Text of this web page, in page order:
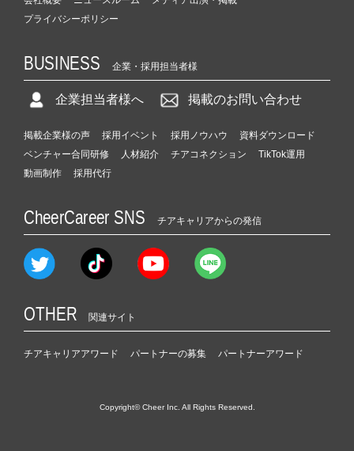
プライバシーポリシー
BUSINESS 企業・採用担当者様
企業担当者様へ 掲載のお問い合わせ
掲載企業様の声 採用イベント 採用ノウハウ
資料ダウンロード
ベンチャー合同研修
人材紹介 チアコネクション
TikTok運用
動画制作
採用代行
CheerCareer SNS チアキャリアからの発信
OTHER 関連サイト
チアキャリアアワード パートナーの募集 パートナーアワード
Copyright© Cheer Inc. All Rights Reserved.